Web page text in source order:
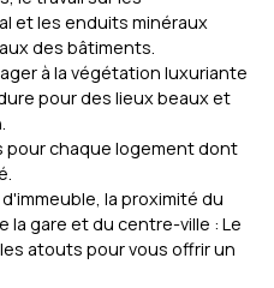
et les enduits minéraux
des bâtiments.
à la végétation luxuriante
pour des lieux beaux et
pour chaque logement dont
la proximité du
la gare et du centre-ville : Le
les atouts pour vous offrir un